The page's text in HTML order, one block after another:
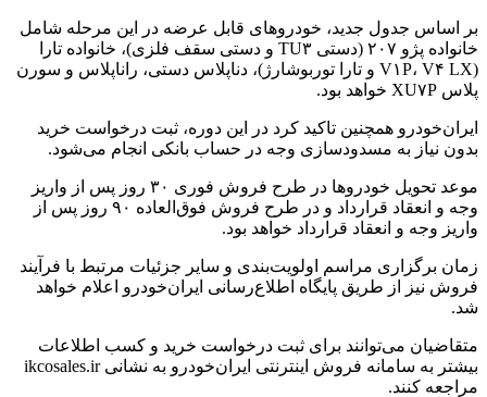
بر اساس جدول جدید، خودروهای قابل عرضه در این مرحله شامل
خانواده پژو ۲۰۷ (دستی TU۳ و دستی سقف فلزی)، خانواده تارا
(V۱P، V۴ LX و تارا توربوشارژ)، دناپلاس دستی، راناپلاس و سورن
پلاس XU۷P خواهد بود.
ایران‌خودرو همچنین تاکید کرد در این دوره، ثبت درخواست خرید
بدون نیاز به مسدودسازی وجه در حساب بانکی انجام می‌شود.
موعد تحویل خودروها در طرح فروش فوری ۳۰ روز پس از واریز
وجه و انعقاد قرارداد و در طرح فروش فوق‌العاده ۹۰ روز پس از
واریز وجه و انعقاد قرارداد خواهد بود.
زمان برگزاری مراسم اولویت‌بندی و سایر جزئیات مرتبط با فرآیند
فروش نیز از طریق پایگاه اطلاع‌رسانی ایران‌خودرو اعلام خواهد
شد.
متقاضیان می‌توانند برای ثبت درخواست خرید و کسب اطلاعات
بیشتر به سامانه فروش اینترنتی ایران‌خودرو به نشانی ikcosales.ir
مراجعه کنند.